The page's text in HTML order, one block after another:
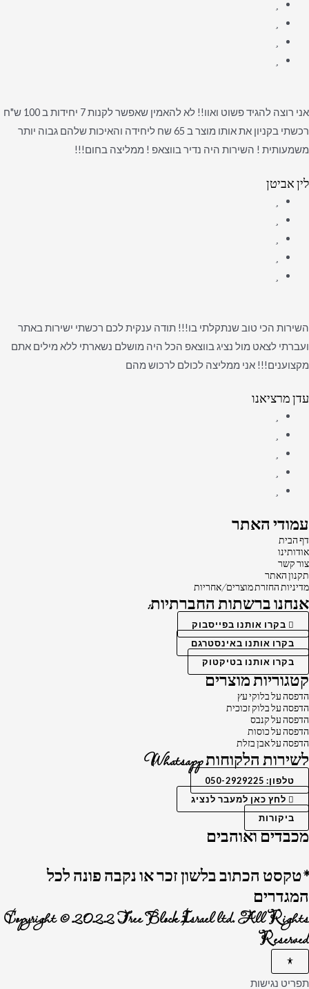
אני רוצה להגיד פשוט ואוו!! לא להאמין שאפשר לקנות 7 יחידות ב 100 ש"ח
רכשתי בקניון את אותו מוצר ב 65 שח ליחידה והאיכות שלהם גבוה יותר
משמעותית ! השירות היה נדיר בווצאפ ! ממליצה בחום!!!
לין אביטן
השירות הכי טוב שנתקלתי בו!!! תודה ענקית לכם רכשתי ישירות באתר
ועברתי לצאט מול נציג בווצאפ הכל היה מושלם נשארתי ללא מילים אתם
מקצוענים!!! אני ממליצה לכולם לרכוש מהם
עדן מרציאנו
עמודי האתר
דף הבית
אודותינו
צור קשר
תקנון האתר
מדיניות החזרת מוצרים/אחריות
אנחנו ברשתות החברתיות:
בקרו אותנו בפייסבוק
בקרו אותנו באינסטרגם
בקרו אותנו בטיקטוק
קטגוריות מוצרים
הדפסה על בלוקי עץ
הדפסה על בלוק זכוכית
הדפסה על קנבס
הדפסה על כוסות
הדפסה על אבן בזלת
לשירות הלקוחות Whatsapp
טלפון: 050-2929225
לחץ כאן למעבר לנציג
ביקורות
מכבדים ואוהבים
*טקסט הכתוב בלשון זכר או נקבה פונה לכל
המגדרים
Copyright © 2022 Tree Block Israel ltd. All Rights
Reserved
תפריט נגישות